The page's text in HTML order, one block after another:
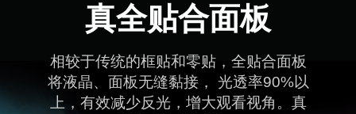
真全贴合面板
相较于传统的框贴和零贴，全贴合面板
将液晶、面板无缝黏接， 光透率90%以
上，有效减少反光，增大观看视角。真